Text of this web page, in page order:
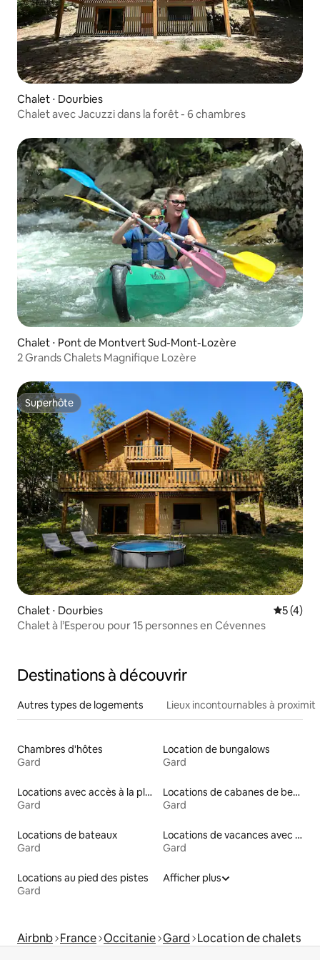
Chalet ⋅ Dourbies
Chalet avec Jacuzzi dans la forêt - 6 chambres
Chalet ⋅ Pont de Montvert Sud-Mont-Lozère
2 Grands Chalets Magnifique Lozère
Superhôte
Superhôte
Chalet ⋅ Dourbies
5 (4)
Chalet à l’Esperou pour 15 personnes en Cévennes
Destinations à découvrir
Autres types de logements Lieux incontournables à
Chambres d'hôtes
Gard
Location de bungalows
Gard
Locations avec accès à la plage
Gard
Locations de cabanes de berger
Gard
Locations de bateaux
Gard
Locations de vacances avec piscine
Gard
Locations au pied des pistes
Gard
Afficher plus
Airbnb France Occitanie Gard Location de chalets